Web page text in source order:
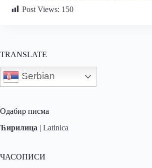
Post Views: 150
TRANSLATE
Serbian
Одабир писма
Ћирилица | Latinica
ЧАСОПИСИ